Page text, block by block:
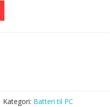
Kategori: Batteri til PC